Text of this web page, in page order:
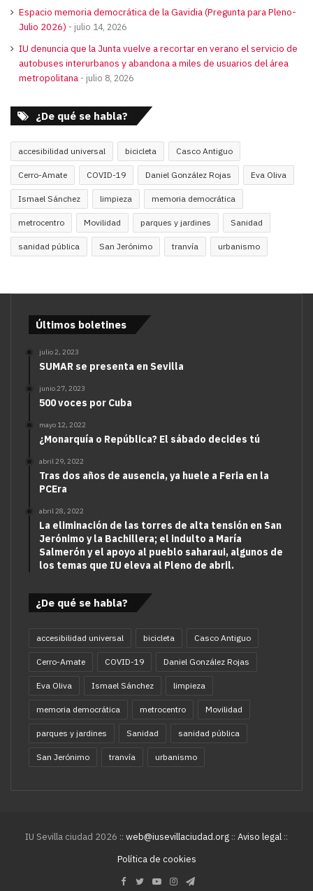
Espacio memoria democrática de la Gavidia (Pregunta para Pleno-
Julio 2026)
julio 14, 2026
IU denuncia que la Junta vuelve a recortar en verano el servicio de
autobuses interurbanos y abandona a miles de usuarios del área
metropolitana
julio 8, 2026
¿De qué se habla?
accesibilidad universal bicicleta Casco Antiguo
Cerro-Amate COVID-19 Daniel González Rojas Eva Oliva
Ismael Sánchez limpieza memoria democrática
metrocentro Movilidad parques y jardines Sanidad
sanidad pública San Jerónimo tranvía urbanismo
Últimos boletines
julio 2, 2023
SUMAR se presenta en Sevilla
junio 27, 2023
500 voces por Cuba
mayo 12, 2022
¿Monarquía o República? El sábado decides tú
abril 29, 2022
Tras dos años de ausencia, ya huele a Feria en la
PCEra
abril 28, 2022
La eliminación de las torres de alta tensión en San
Jerónimo y la Bachillera; el indulto a María
Salmerón y el apoyo al pueblo saharaui, algunos de
los temas que IU eleva al Pleno de abril.
¿De qué se habla?
accesibilidad universal bicicleta Casco Antiguo
Cerro-Amate COVID-19 Daniel González Rojas
Eva Oliva Ismael Sánchez limpieza
memoria democrática metrocentro Movilidad
parques y jardines Sanidad sanidad pública
San Jerónimo tranvía urbanismo
IU Sevilla ciudad 2026 :: web@iusevillaciudad.org :: Aviso legal ::
Política de cookies
Facebook
TwitterYouTubeInstagram
Telegram